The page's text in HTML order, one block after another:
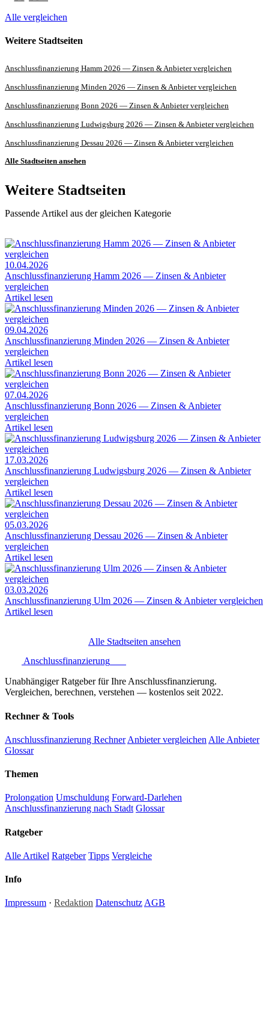
Alle vergleichen
Weitere Stadtseiten
Anschlussfinanzierung Hamm 2026 — Zinsen & Anbieter vergleichen
Anschlussfinanzierung Minden 2026 — Zinsen & Anbieter vergleichen
Anschlussfinanzierung Bonn 2026 — Zinsen & Anbieter vergleichen
Anschlussfinanzierung Ludwigsburg 2026 — Zinsen & Anbieter vergleichen
Anschlussfinanzierung Dessau 2026 — Zinsen & Anbieter vergleichen
Alle Stadtseiten ansehen
Weitere Stadtseiten
Passende Artikel aus der gleichen Kategorie
10.04.2026
Anschlussfinanzierung Hamm 2026 — Zinsen & Anbieter
vergleichen
Artikel lesen
09.04.2026
Anschlussfinanzierung Minden 2026 — Zinsen & Anbieter
vergleichen
Artikel lesen
07.04.2026
Anschlussfinanzierung Bonn 2026 — Zinsen & Anbieter
vergleichen
Artikel lesen
17.03.2026
Anschlussfinanzierung Ludwigsburg 2026 — Zinsen & Anbieter
vergleichen
Artikel lesen
05.03.2026
Anschlussfinanzierung Dessau 2026 — Zinsen & Anbieter
vergleichen
Artikel lesen
03.03.2026
Anschlussfinanzierung Ulm 2026 — Zinsen & Anbieter vergleichen
Artikel lesen
Alle Stadtseiten ansehen
Anschlussfinanzierung
Unabhängiger Ratgeber für Ihre Anschlussfinanzierung.
Vergleichen, berechnen, verstehen — kostenlos seit 2022.
Rechner & Tools
Anschlussfinanzierung Rechner Anbieter vergleichen Alle Anbieter
Glossar
Themen
Prolongation Umschuldung Forward-Darlehen
Anschlussfinanzierung nach Stadt Glossar
Ratgeber
Alle Artikel Ratgeber Tipps Vergleiche
Info
Impressum · Redaktion Datenschutz AGB